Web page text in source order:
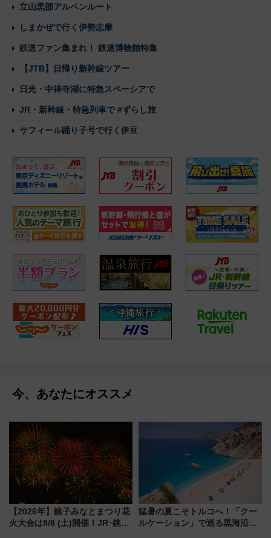
立山黒部アルペンルート
しまかぜで行く伊勢志摩
鉄道ファン集まれ！ 鉄道博物館特集
【JTB】日帰り新幹線ツアー
日光・中禅寺湖に特急スペーシアで
JR・新幹線・特急列車で #ずらし旅
サフィール踊り子号で行く伊豆
今、あなたにオススメ
【2026年】銚子みなとまつり花
火大会は8/8 (土)開催！JR･銚子
猛暑の夏こそトルコへ！「クー
ルケーション」で巡る黒海沿岸